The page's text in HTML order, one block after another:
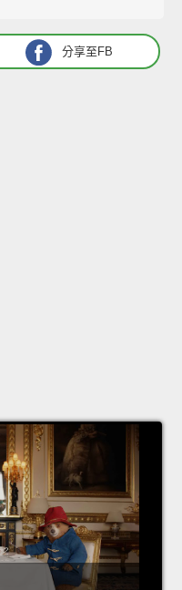
分享至FB